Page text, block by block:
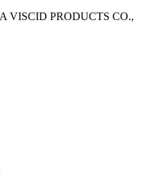
VISCID PRODUCTS CO.,